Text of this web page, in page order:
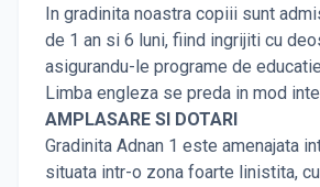
In gradinita noastra copiii sunt
de 1 an si 6 luni, fiind ingrijiti cu
asigurandu-le programe de
Limba engleza se preda in mod
AMPLASARE SI DOTARI
Gradinita Adnan 1 este amenajata
situata intr-o zona foarte linistita,